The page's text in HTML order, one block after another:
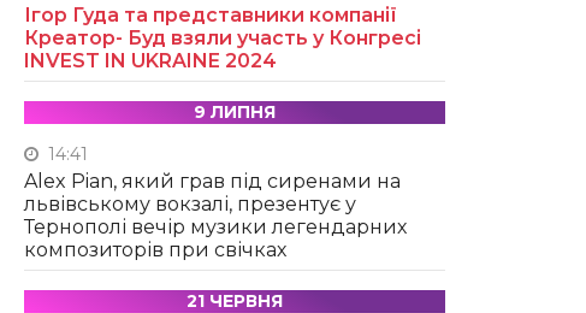
Ігор Гуда та представники компанії
Креатор- Буд взяли участь у Конгресі
INVEST IN UKRAINE 2024
9 ЛИПНЯ
14:41
Alex Pian, який грав під сиренами на
львівському вокзалі, презентує у
Тернополі вечір музики легендарних
композиторів при свічках
21 ЧЕРВНЯ